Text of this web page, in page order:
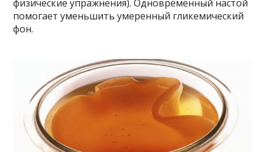
физические упражнения). Одновременный настой
помогает уменьшить умеренный гликемический
фон.